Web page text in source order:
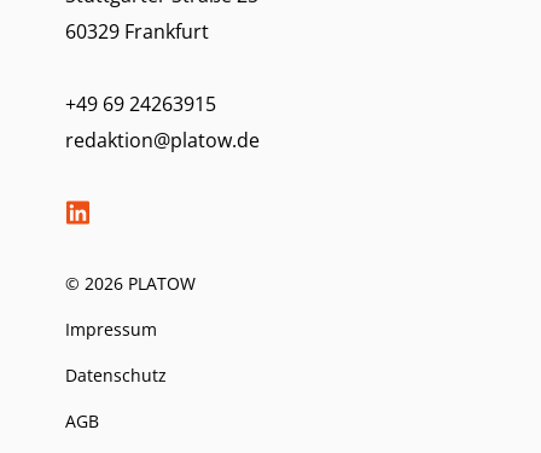
60329 Frankfurt
+49 69 24263915
redaktion@platow.de
© 2026 PLATOW
Impressum
Datenschutz
AGB